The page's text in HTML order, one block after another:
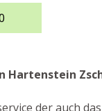
Hartenstein
der auch